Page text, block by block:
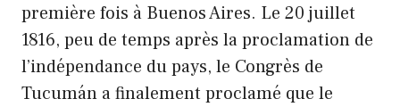
première fois à Buenos Aires. Le 20 juillet
1816, peu de temps après la proclamation de
l’indépendance du pays, le Congrès de
Tucumán a finalement proclamé que le